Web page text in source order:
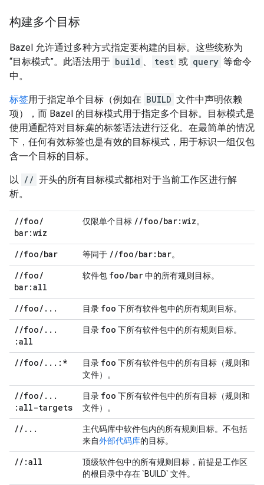
构建多个目标
Bazel 允许通过多种方式指定要构建的目标。这些统称为
“目标模式”。此语法用于 build 、 test 或 query 等命令
中。
标签用于指定单个目标（例如在 BUILD 文件中声明依赖
项），而 Bazel 的目标模式用于指定多个目标。目标模式是
使用通配符对目标集的标签语法进行泛化。在最简单的情况
下，任何有效标签也是有效的目标模式，用于标识一组仅包
含一个目标的目标。
以 // 开头的所有目标模式都相对于当前工作区进行解
析。
//foo/
bar:wiz
仅限单个目标 //foo/bar:wiz。
//foo/bar 等同于 //foo/bar:bar。
//foo/
bar:all
软件包 foo/bar中的所有规则目标。
//foo/ . . . 目录 foo 下所有软件包中的所有规则目标。
//foo/ . . .
:all
目录 foo 下所有软件包中的所有规则目标。
//foo/ . . . :* 目录 foo 下所有软件包中的所有目标（规则和
文件）。
//foo/ . . .
:all-targets
目录 foo 下所有软件包中的所有目标（规则和
文件）。
// . . .
主代码库中软件包内的所有规则目标。不包括
来自外部代码库的目标。
// :all
顶级软件包中的所有规则目标，前提是工作区
的根目录中存在 `BUILD` 文件。